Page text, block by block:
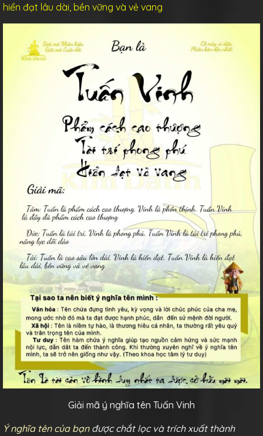
hiển đạt lâu dài, bền vững và vẻ vang
Giải mã ý nghĩa tên Tuấn Vinh
Ý nghĩa tên của bạnđược chắt lọc và trích xuất thành